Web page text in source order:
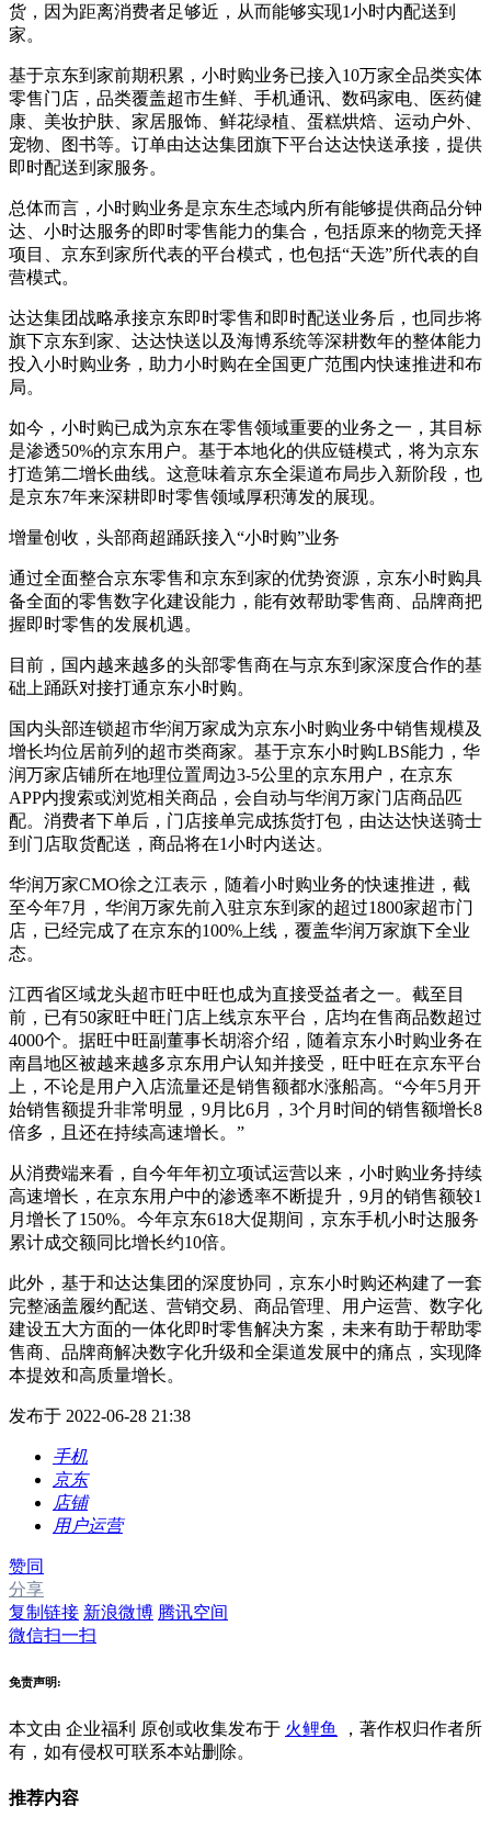
货，因为距离消费者足够近，从而能够实现1小时内配送到
家。
基于京东到家前期积累，小时购业务已接入10万家全品类实体
零售门店，品类覆盖超市生鲜、手机通讯、数码家电、医药健
康、美妆护肤、家居服饰、鲜花绿植、蛋糕烘焙、运动户外、
宠物、图书等。订单由达达集团旗下平台达达快送承接，提供
即时配送到家服务。
总体而言，小时购业务是京东生态域内所有能够提供商品分钟
达、小时达服务的即时零售能力的集合，包括原来的物竞天择
项目、京东到家所代表的平台模式，也包括“天选”所代表的自
营模式。
达达集团战略承接京东即时零售和即时配送业务后，也同步将
旗下京东到家、达达快送以及海博系统等深耕数年的整体能力
投入小时购业务，助力小时购在全国更广范围内快速推进和布
局。
如今，小时购已成为京东在零售领域重要的业务之一，其目标
是渗透50%的京东用户。基于本地化的供应链模式，将为京东
打造第二增长曲线。这意味着京东全渠道布局步入新阶段，也
是京东7年来深耕即时零售领域厚积薄发的展现。
增量创收，头部商超踊跃接入“小时购”业务
通过全面整合京东零售和京东到家的优势资源，京东小时购具
备全面的零售数字化建设能力，能有效帮助零售商、品牌商把
握即时零售的发展机遇。
目前，国内越来越多的头部零售商在与京东到家深度合作的基
础上踊跃对接打通京东小时购。
国内头部连锁超市华润万家成为京东小时购业务中销售规模及
增长均位居前列的超市类商家。基于京东小时购LBS能力，华
润万家店铺所在地理位置周边3-5公里的京东用户，在京东
APP内搜索或浏览相关商品，会自动与华润万家门店商品匹
配。消费者下单后，门店接单完成拣货打包，由达达快送骑士
到门店取货配送，商品将在1小时内送达。
华润万家CMO徐之江表示，随着小时购业务的快速推进，截
至今年7月，华润万家先前入驻京东到家的超过1800家超市门
店，已经完成了在京东的100%上线，覆盖华润万家旗下全业
态。
江西省区域龙头超市旺中旺也成为直接受益者之一。截至目
前，已有50家旺中旺门店上线京东平台，店均在售商品数超过
4000个。据旺中旺副董事长胡溶介绍，随着京东小时购业务在
南昌地区被越来越多京东用户认知并接受，旺中旺在京东平台
上，不论是用户入店流量还是销售额都水涨船高。“今年5月开
始销售额提升非常明显，9月比6月，3个月时间的销售额增长8
倍多，且还在持续高速增长。”
从消费端来看，自今年年初立项试运营以来，小时购业务持续
高速增长，在京东用户中的渗透率不断提升，9月的销售额较1
月增长了150%。今年京东618大促期间，京东手机小时达服务
累计成交额同比增长约10倍。
此外，基于和达达集团的深度协同，京东小时购还构建了一套
完整涵盖履约配送、营销交易、商品管理、用户运营、数字化
建设五大方面的一体化即时零售解决方案，未来有助于帮助零
售商、品牌商解决数字化升级和全渠道发展中的痛点，实现降
本提效和高质量增长。
发布于 2022-06-28 21:38
手机
京东
店铺
用户运营
赞同
分享
复制链接 新浪微博 腾讯空间
微信扫一扫
免责声明:
本文由 企业福利 原创或收集发布于 火鲤鱼
，著作权归作者所
有，如有侵权可联系本站删除。
推荐内容